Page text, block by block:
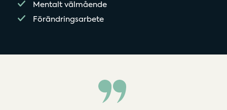
Mentalt välmående
Förändringsarbete